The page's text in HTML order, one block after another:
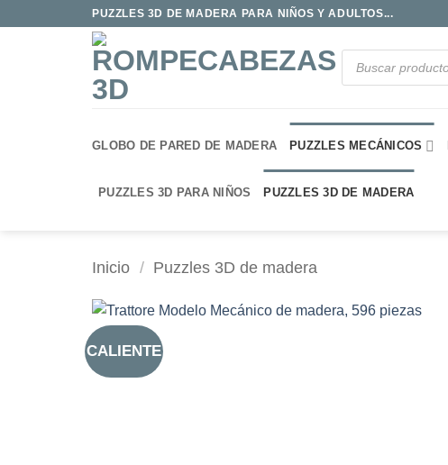
PUZZLES 3D DE MADERA PARA NIÑOS Y ADULTOS...
Búsqueda
GLOBO DE PARED DE MADERA PUZZLES MECÁNICOS
PUZZLES 3D PARA NIÑOS PUZZLES 3D DE MADERA
Inicio / Puzzles 3D de madera
CALIENTE